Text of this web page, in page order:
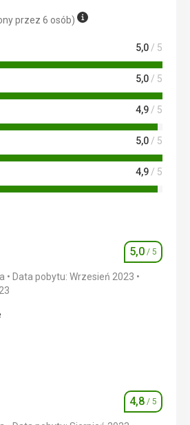
przez 6 osób)
5,0 / 5
5,0 / 5
4,9 / 5
5,0 / 5
4,9 / 5
Ocena
5,0 / 5
Data pobytu: Wrzesień 2023
5,0/ 5
Ocena
4,8 / 5